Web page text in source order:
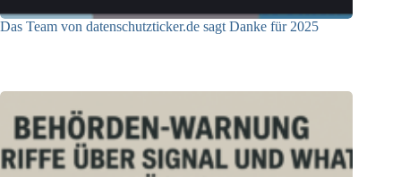
Das Team von datenschutzticker.de sagt Danke für 2025